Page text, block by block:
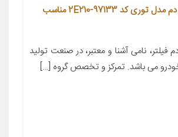
فیلتر کابین فیلتر دم مدل توری کد 97133-2E210 مناسب
نامی آشنا و معتبر، در صنعت تولید
می باشد. تمرکز و تخصص گروه […]